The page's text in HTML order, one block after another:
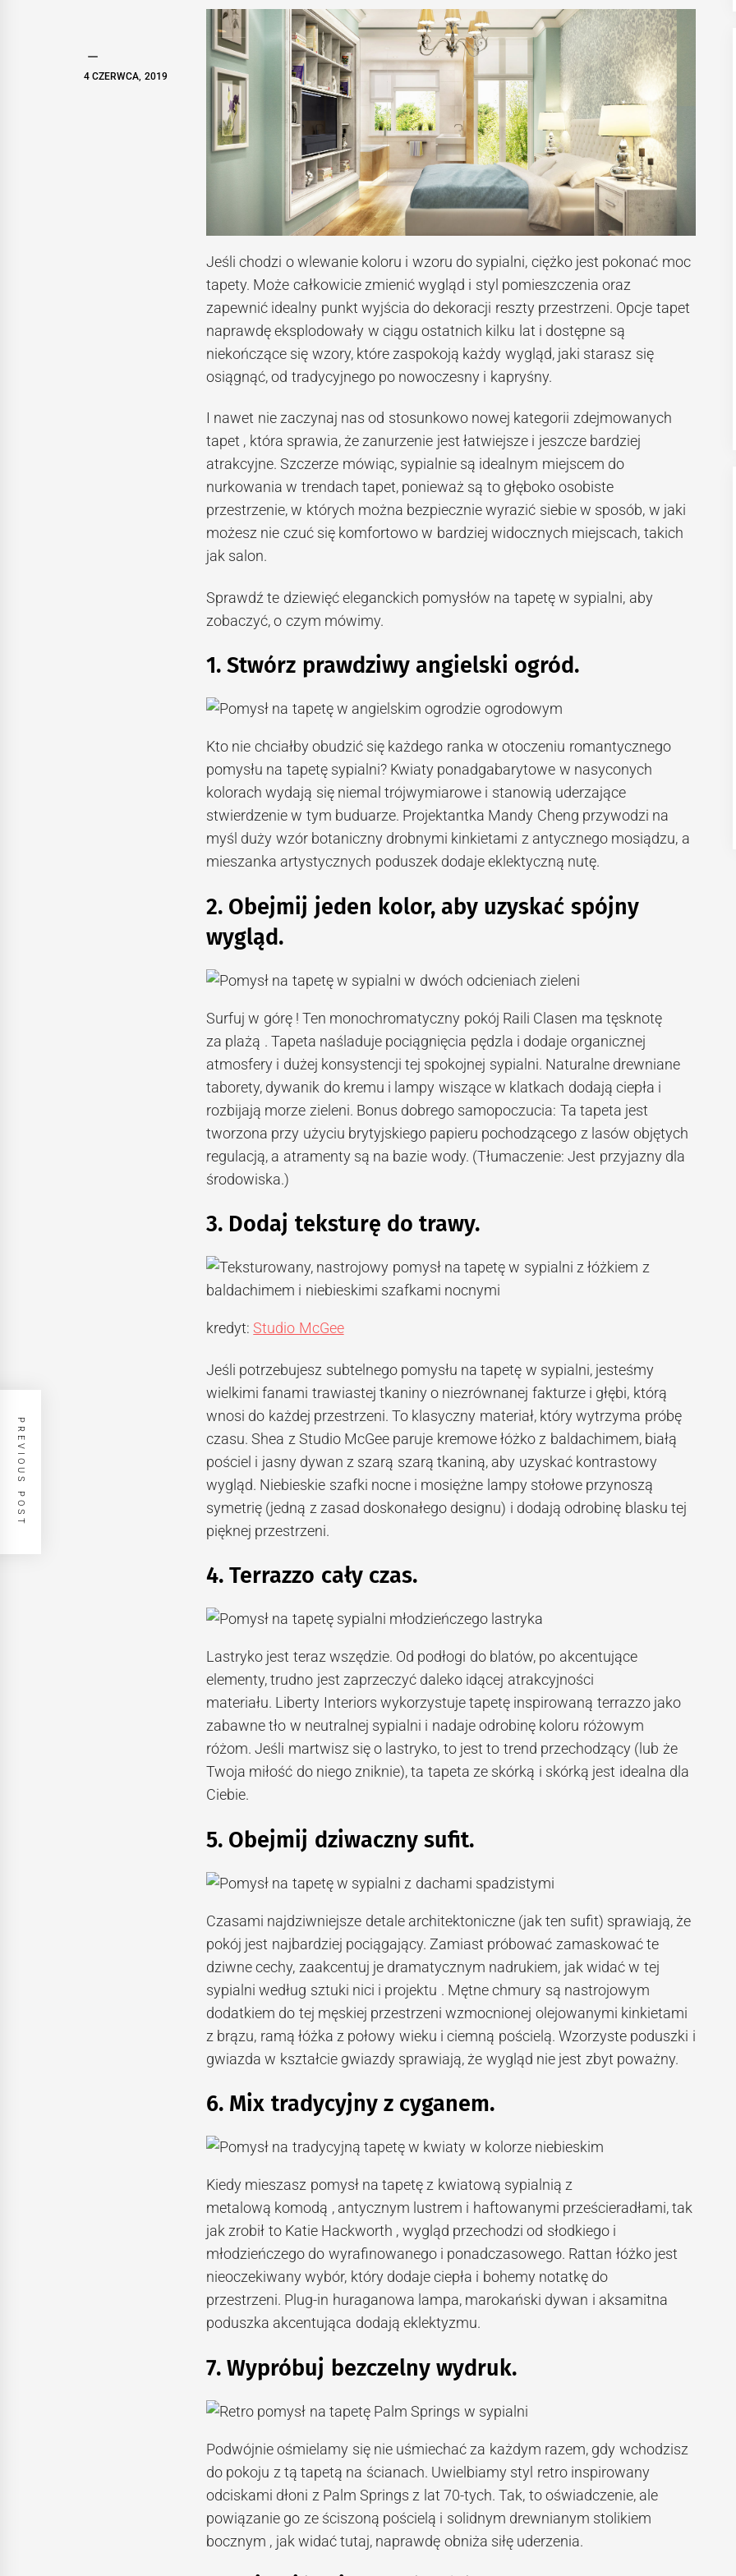
4 CZERWCA, 2019
Jeśli chodzi o wlewanie koloru i wzoru do sypialni, ciężko jest pokonać moc
tapety. Może całkowicie zmienić wygląd i styl pomieszczenia oraz
zapewnić idealny punkt wyjścia do dekoracji reszty przestrzeni. Opcje tapet
naprawdę eksplodowały w ciągu ostatnich kilku lat i dostępne są
niekończące się wzory, które zaspokoją każdy wygląd, jaki starasz się
osiągnąć, od tradycyjnego po nowoczesny i kapryśny.
I nawet nie zaczynaj nas od stosunkowo nowej kategorii zdejmowanych
tapet , która sprawia, że ​​zanurzenie jest łatwiejsze i jeszcze bardziej
atrakcyjne. Szczerze mówiąc, sypialnie są idealnym miejscem do
nurkowania w trendach tapet, ponieważ są to głęboko osobiste
przestrzenie, w których można bezpiecznie wyrazić siebie w sposób, w jaki
możesz nie czuć się komfortowo w bardziej widocznych miejscach, takich
jak salon.
Sprawdź te dziewięć eleganckich pomysłów na tapetę w sypialni, aby
zobaczyć, o czym mówimy.
1. Stwórz prawdziwy angielski ogród.
Kto nie chciałby obudzić się każdego ranka w otoczeniu romantycznego
pomysłu na tapetę sypialni? Kwiaty ponadgabarytowe w nasyconych
kolorach wydają się niemal trójwymiarowe i stanowią uderzające
stwierdzenie w tym buduarze. Projektantka Mandy Cheng przywodzi na
myśl duży wzór botaniczny drobnymi kinkietami z antycznego mosiądzu, a
mieszanka artystycznych poduszek dodaje eklektyczną nutę.
2. Obejmij jeden kolor, aby uzyskać spójny
wygląd.
Surfuj w górę ! Ten monochromatyczny pokój Raili Clasen ma tęsknotę
za plażą . Tapeta naśladuje pociągnięcia pędzla i dodaje organicznej
atmosfery i dużej konsystencji tej spokojnej sypialni. Naturalne drewniane
taborety, dywanik do kremu i lampy wiszące w klatkach dodają ciepła i
rozbijają morze zieleni. Bonus dobrego samopoczucia: Ta tapeta jest
tworzona przy użyciu brytyjskiego papieru pochodzącego z lasów objętych
regulacją, a atramenty są na bazie wody. (Tłumaczenie: Jest przyjazny dla
środowiska.)
3. Dodaj teksturę do trawy.
kredyt:Studio McGee
Jeśli potrzebujesz subtelnego pomysłu na tapetę w sypialni, jesteśmy
wielkimi fanami trawiastej tkaniny o niezrównanej fakturze i głębi, którą
wnosi do każdej przestrzeni. To klasyczny materiał, który wytrzyma próbę
czasu. Shea z Studio McGee paruje kremowe łóżko z baldachimem, białą
pościel i jasny dywan z szarą szarą tkaniną, aby uzyskać kontrastowy
wygląd. Niebieskie szafki nocne i mosiężne lampy stołowe przynoszą
symetrię (jedną z zasad doskonałego designu) i dodają odrobinę blasku tej
pięknej przestrzeni.
4. Terrazzo cały czas.
Lastryko jest teraz wszędzie. Od podłogi do blatów, po akcentujące
elementy, trudno jest zaprzeczyć daleko idącej atrakcyjności
materiału. Liberty Interiors wykorzystuje tapetę inspirowaną terrazzo jako
zabawne tło w neutralnej sypialni i nadaje odrobinę koloru różowym
różom. Jeśli martwisz się o lastryko, to jest to trend przechodzący (lub że
Twoja miłość do niego zniknie), ta tapeta ze skórką i skórką jest idealna dla
Ciebie.
5. Obejmij dziwaczny sufit.
Czasami najdziwniejsze detale architektoniczne (jak ten sufit) sprawiają, że
pokój jest najbardziej pociągający. Zamiast próbować zamaskować te
dziwne cechy, zaakcentuj je dramatycznym nadrukiem, jak widać w tej
sypialni według sztuki nici i projektu . Mętne chmury są nastrojowym
dodatkiem do tej męskiej przestrzeni wzmocnionej olejowanymi kinkietami
z brązu, ramą łóżka z połowy wieku i ciemną pościelą. Wzorzyste poduszki i
gwiazda w kształcie gwiazdy sprawiają, że wygląd nie jest zbyt poważny.
6. Mix tradycyjny z cyganem.
Kiedy mieszasz pomysł na tapetę z kwiatową sypialnią z
metalową komodą , antycznym lustrem i haftowanymi prześcieradłami, tak
jak zrobił to Katie Hackworth , wygląd przechodzi od słodkiego i
młodzieńczego do wyrafinowanego i ponadczasowego. Rattan łóżko jest
nieoczekiwany wybór, który dodaje ciepła i bohemy notatkę do
przestrzeni. Plug-in huraganowa lampa, marokański dywan i aksamitna
poduszka akcentująca dodają eklektyzmu.
7. Wypróbuj bezczelny wydruk.
Podwójnie ośmielamy się nie uśmiechać za każdym razem, gdy wchodzisz
do pokoju z tą tapetą na ścianach. Uwielbiamy styl retro inspirowany
odciskami dłoni z Palm Springs z lat 70-tych. Tak, to oświadczenie, ale
powiązanie go ze ściszoną pościelą i solidnym drewnianym stolikiem
bocznym , jak widać tutaj, naprawdę obniża siłę uderzenia.
PREVIOUS POST